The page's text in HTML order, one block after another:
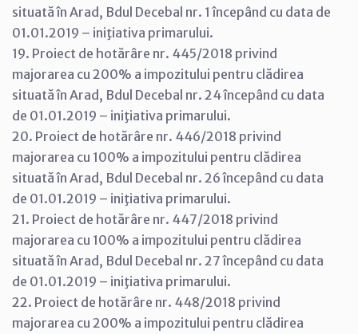
situată în Arad, Bdul Decebal nr. 1 începând cu data de
01.01.2019 – iniţiativa primarului.
19. Proiect de hotărâre nr. 445/2018 privind
majorarea cu 200% a impozitului pentru clădirea
situată în Arad, Bdul Decebal nr. 24 începând cu data
de 01.01.2019 – iniţiativa primarului.
20. Proiect de hotărâre nr. 446/2018 privind
majorarea cu 100% a impozitului pentru clădirea
situată în Arad, Bdul Decebal nr. 26 începând cu data
de 01.01.2019 – iniţiativa primarului.
21. Proiect de hotărâre nr. 447/2018 privind
majorarea cu 100% a impozitului pentru clădirea
situată în Arad, Bdul Decebal nr. 27 începând cu data
de 01.01.2019 – iniţiativa primarului.
22. Proiect de hotărâre nr. 448/2018 privind
majorarea cu 200% a impozitului pentru clădirea